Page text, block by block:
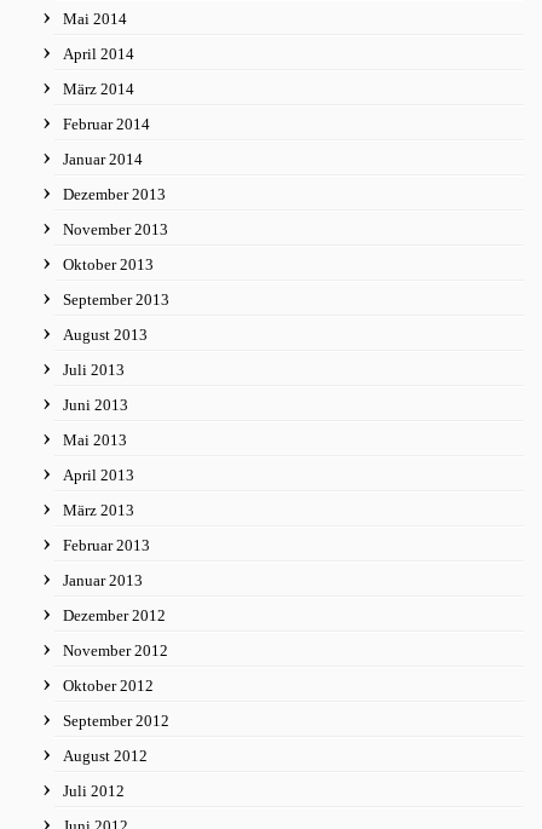
Mai 2014
April 2014
März 2014
Februar 2014
Januar 2014
Dezember 2013
November 2013
Oktober 2013
September 2013
August 2013
Juli 2013
Juni 2013
Mai 2013
April 2013
März 2013
Februar 2013
Januar 2013
Dezember 2012
November 2012
Oktober 2012
September 2012
August 2012
Juli 2012